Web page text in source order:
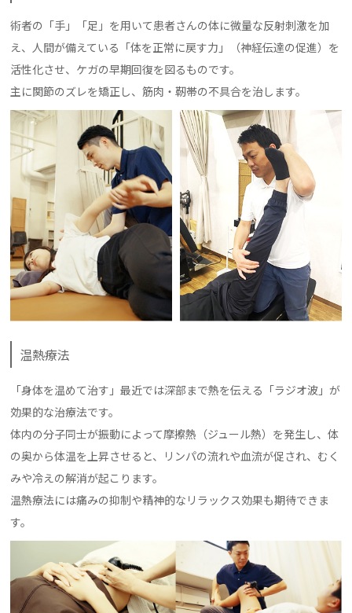
術者の「手」「足」を用いて患者さんの体に微量な反射刺激を加
え、人間が備えている「体を正常に戻す力」（神経伝達の促進）を
活性化させ、ケガの早期回復を図るものです。
主に関節のズレを矯正し、筋肉・靭帯の不具合を治します。
温熱療法
「身体を温めて治す」最近では深部まで熱を伝える「ラジオ波」が
効果的な治療法です。
体内の分子同士が振動によって摩擦熱（ジュール熱）を発生し、体
の奥から体温を上昇させると、リンパの流れや血流が促され、むく
みや冷えの解消が起こります。
温熱療法には痛みの抑制や精神的なリラックス効果も期待できま
す。